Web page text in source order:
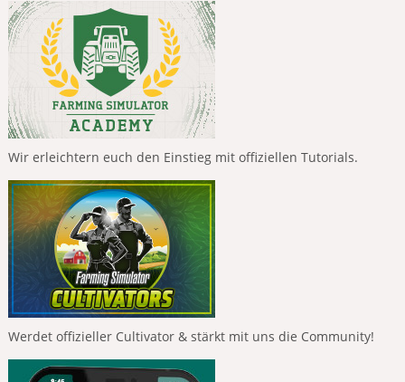
Wir erleichtern euch den Einstieg mit offiziellen Tutorials.
Werdet offizieller Cultivator & stärkt mit uns die Community!